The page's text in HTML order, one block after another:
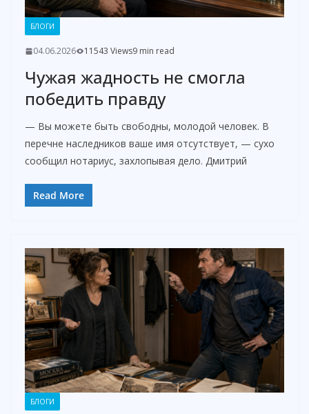
d
e
o
БЛОГИ
04.06.2026 11543 Views9 min read
Чужая жадность не смогла
победить правду
— Вы можете быть свободны, молодой человек. В
перечне наследников ваше имя отсутствует, — сухо
сообщил нотариус, захлопывая дело. Дмитрий
Read More
БЛОГИ